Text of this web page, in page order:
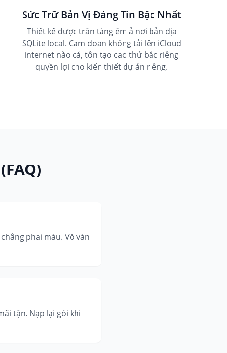
Sức Trữ Bản Vị Đáng Tin Bậc Nhất
Thiết kế được trân tàng êm ả nơi bản địa
SQLite local. Cam đoan không tải lên iCloud
internet nào cả, tôn tạo cao thứ bậc riêng
quyền lợi cho kiến thiết dự án riêng.
phai màu. Vô vàn
tận. Nạp lại gói khi